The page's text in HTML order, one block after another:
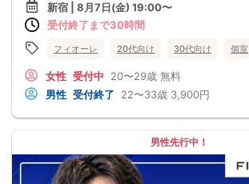
新宿 | 8月7日(金) 19:00〜
受付終了まで30時間
フィオーレ 20代向け 30代向け 個室
女性 受付中 20〜29歳 無料
男性 受付終了 22〜33歳 3,900円
男性先行中！